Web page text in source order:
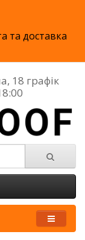
та доставка
18 графік